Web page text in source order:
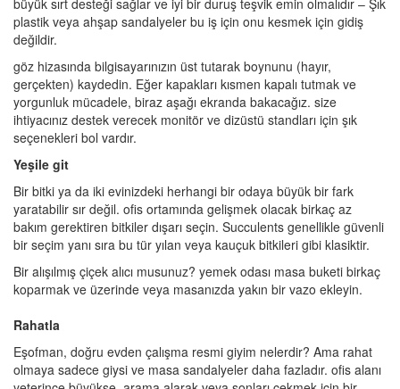
büyük sırt desteği sağlar ve iyi bir duruş teşvik emin olmalıdır – Şık
plastik veya ahşap sandalyeler bu iş için onu kesmek için gidiş
değildir.
göz hizasında bilgisayarınızın üst tutarak boynunu (hayır,
gerçekten) kaydedin. Eğer kapakları kısmen kapalı tutmak ve
yorgunluk mücadele, biraz aşağı ekranda bakacağız. size
ihtiyacınız destek verecek monitör ve dizüstü standları için şık
seçenekleri bol vardır.
Yeşile git
Bir bitki ya da iki evinizdeki herhangi bir odaya büyük bir fark
yaratabilir sır değil. ofis ortamında gelişmek olacak birkaç az
bakım gerektiren bitkiler dışarı seçin. Succulents genellikle güvenli
bir seçim yanı sıra bu tür yılan veya kauçuk bitkileri gibi klasiktir.
Bir alışılmış çiçek alıcı musunuz? yemek odası masa buketi birkaç
koparmak ve üzerinde veya masanızda yakın bir vazo ekleyin.
Rahatla
Eşofman, doğru evden çalışma resmi giyim nelerdir? Ama rahat
olmaya sadece giysi ve masa sandalyeler daha fazladır. ofis alanı